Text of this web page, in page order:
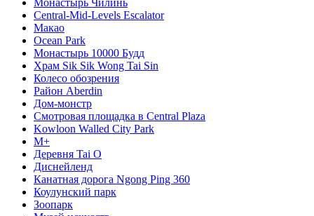
Central-Mid-Levels Escalator
Макао
Ocean Park
Монастырь 10000 Будд
Храм Sik Sik Wong Tai Sin
Колесо обозрения
Район Aberdin
Дом-монстр
Смотровая площадка в Central Plaza
Kowloon Walled City Park
M+
Деревня Tai O
Диснейленд
Канатная дорога Ngong Ping 360
Коулунский парк
Зоопарк